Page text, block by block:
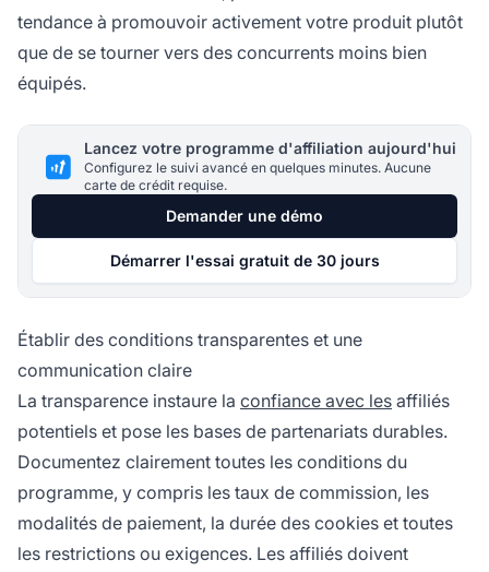
tendance à promouvoir activement votre produit plutôt
que de se tourner vers des concurrents moins bien
équipés.
Lancez votre programme d'affiliation aujourd'hui
Configurez le suivi avancé en quelques minutes. Aucune
carte de crédit requise.
Demander une démo
Démarrer l'essai gratuit de 30 jours
Établir des conditions transparentes et une
communication claire
La transparence instaure la confiance avec les affiliés
potentiels et pose les bases de partenariats durables.
Documentez clairement toutes les conditions du
programme, y compris les taux de commission, les
modalités de paiement, la durée des cookies et toutes
les restrictions ou exigences. Les affiliés doivent